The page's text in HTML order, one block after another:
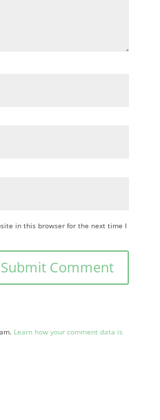
in this browser for the next time I
Learn how your comment data is